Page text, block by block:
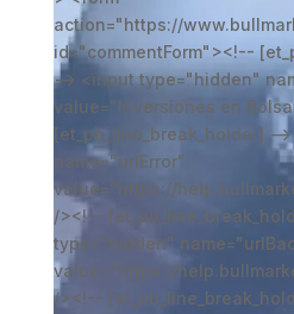
action="https://
id="commentForm"><!--
--> <input type="hidden"
value="Inversiones en
[et_pb_line_break_holder]
name="urlError"
value="https://
/><!--
type="hidden"
value="https://
/><!--